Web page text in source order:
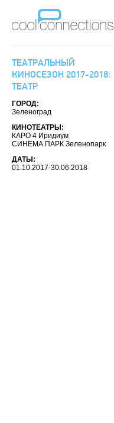
ТЕАТРАЛЬНЫЙ
КИНОСЕЗОН 2017-2018:
ТЕАТР
ГОРОД:
Зеленоград
КИНОТЕАТРЫ:
КАРО 4 Иридиум
СИНЕМА ПАРК Зеленопарк
ДАТЫ:
01.10.2017-30.06.2018